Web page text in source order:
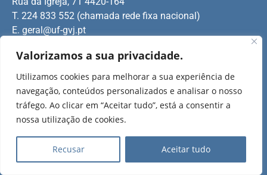
Valorizamos a sua privacidade.
Utilizamos cookies para melhorar a sua experiência de
navegação, conteúdos personalizados e analisar o nosso
tráfego. Ao clicar em “Aceitar tudo”, está a consentir a
nossa utilização de cookies.
Recusar Aceitar tudo
2025 Todos os direitos reservados.
Rua Manuel Pinto Martins
T. 224 509 703 (chamada rede fixa nacional)
E.geral@uf-gvj.pt
T. 224 833 552 (chamada rede fixa nacional)
E. geral@uf-gvj.pt